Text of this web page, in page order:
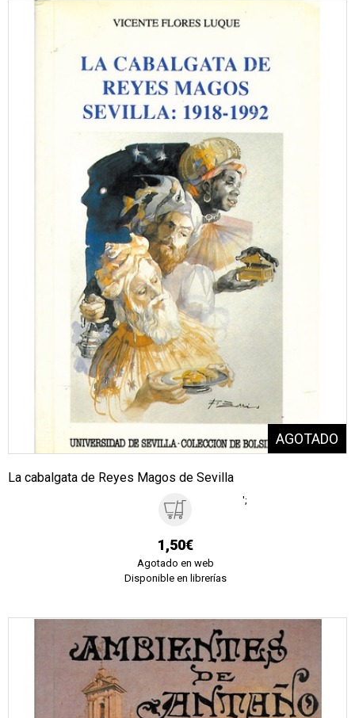
La cabalgata de Reyes Magos de Sevilla
1,50€
Agotado en web
Disponible en librerías
';